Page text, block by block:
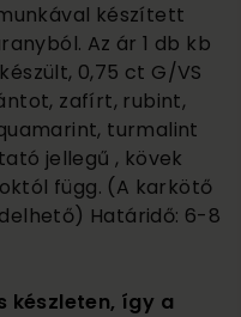
készített
Az ár 1 db kb
0,75 ct G/VS
zafírt, rubint,
turmalint
jellegű , kövek
függ. (A karkötő
Határidő: 6-8
készleten, így a